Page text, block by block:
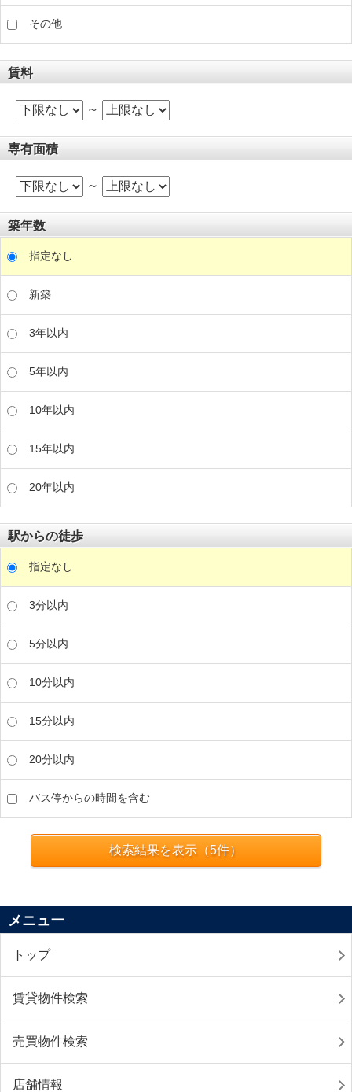
その他
賃料
～
専有面積
～
築年数
指定なし
新築
3年以内
5年以内
10年以内
15年以内
20年以内
駅からの徒歩
指定なし
3分以内
5分以内
10分以内
15分以内
20分以内
バス停からの時間を含む
検索結果を表示（5件）
メニュー
トップ
賃貸物件検索
売買物件検索
店舗情報